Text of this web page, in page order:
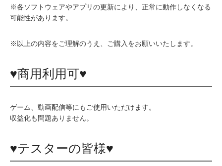
※各ソフトウェアやアプリの更新により、正常に動作しなくなる
可能性があります。
※以上の内容をご理解のうえ、ご購入をお願いいたします。
♥商用利用可♥
ゲーム、動画配信等にもご使用いただけます。
収益化も問題ありません。
♥テスターの皆様♥